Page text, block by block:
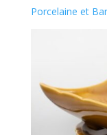
Porcelaine et